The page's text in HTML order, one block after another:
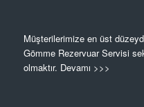
Müşterilerimize en üst
Gömme Rezervuar Servisi
olmaktır. Devamı >>>